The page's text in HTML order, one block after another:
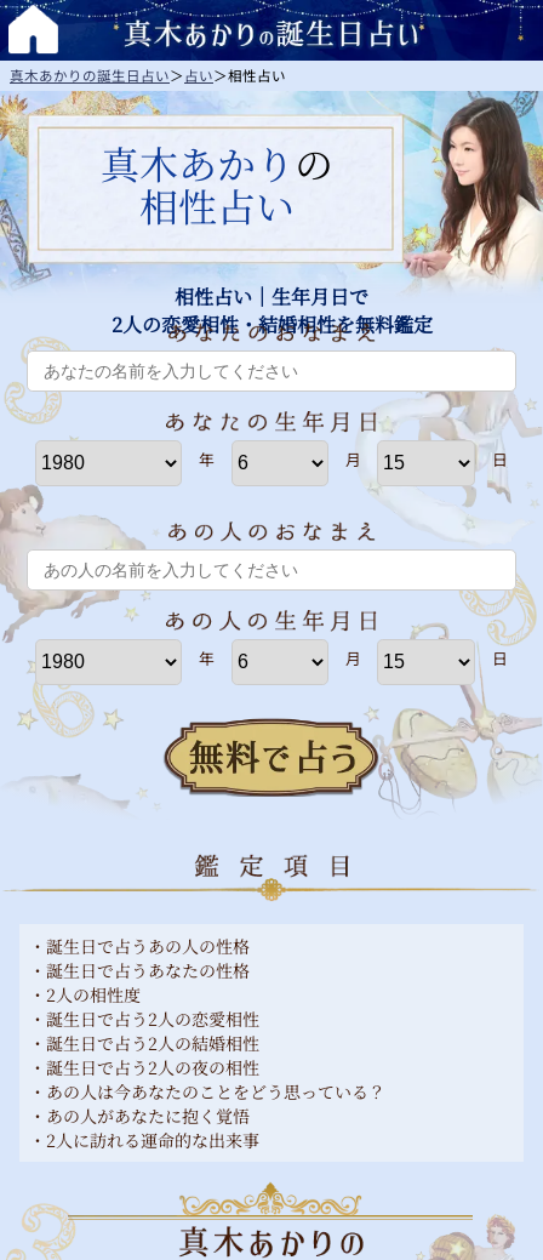
真木あかりの誕生日占い＞占い＞相性占い
真木あかり の
相性占い
相性占い｜生年月日で
2人の恋愛相性・結婚相性を無料鑑定
年 月 日
年 月 日
・誕生日で占うあの人の性格
・誕生日で占うあなたの性格
・2人の相性度
・誕生日で占う2人の恋愛相性
・誕生日で占う2人の結婚相性
・誕生日で占う2人の夜の相性
・あの人は今あなたのことをどう思っている？
・あの人があなたに抱く覚悟
・2人に訪れる運命的な出来事